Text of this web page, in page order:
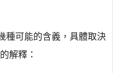
種可能的含義，具體取決
解釋：